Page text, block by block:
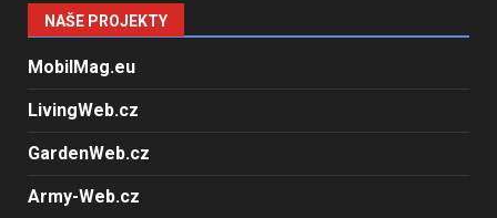
NAŠE PROJEKTY
MobilMag.eu
LivingWeb.cz
GardenWeb.cz
Army-Web.cz